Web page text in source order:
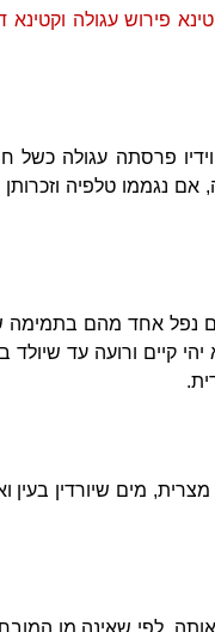
פירוש עגולה וקטינא
פרסתה עגולה כשל
אם נגממו טלפיה
נפל אחד מהם
יהי קיים ורועה עד
מים שיורדין בעין
לפי שאינה מן